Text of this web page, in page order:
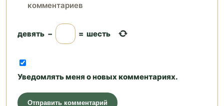
комментариев
девять − = шесть
Уведомлять меня о новых комментариях.